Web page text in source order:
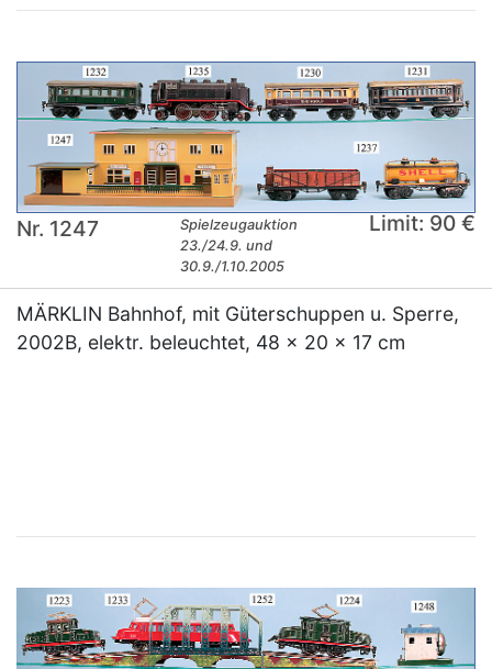
Nr. 1247
Spielzeugauktion
23./24.9. und
30.9./1.10.2005
Limit: 90 €
MÄRKLIN Bahnhof, mit Güterschuppen u. Sperre,
2002B, elektr. beleuchtet, 48 x 20 x 17 cm